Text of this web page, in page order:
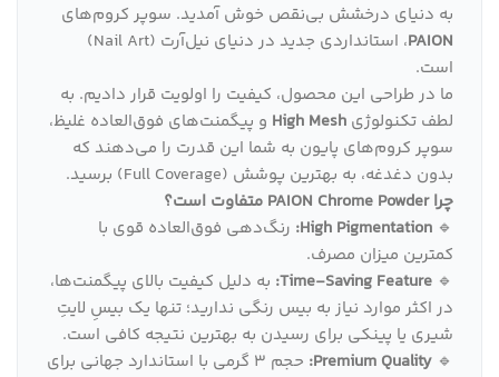
به دنیای درخشش بی‌نقص خوش آمدید. سوپر کروم‌های
PAION
، استانداردی جدید در دنیای نیل‌آرت (Nail Art)
است.
ما در طراحی این محصول، کیفیت را اولویت قرار دادیم. به
لطف تکنولوژی High Mesh و پیگمنت‌های فوق‌العاده غلیظ،
سوپر کروم‌های پایون به شما این قدرت را می‌دهند که
بدون دغدغه، به بهترین پوشش (Full Coverage) برسید.
چرا PAION Chrome Powder متفاوت است؟
🔹
High Pigmentation: رنگ‌دهی فوق‌العاده قوی با
کمترین میزان مصرف.
🔹
Time-Saving Feature: به دلیل کیفیت بالای پیگمنت‌ها،
در اکثر موارد نیاز به بیس رنگی ندارید؛ تنها یک بیسِ لایتِ
شیری یا پینکی برای رسیدن به بهترین نتیجه کافی است.
🔹
Premium Quality:
حجم ۳ گرمی با استاندارد جهانی برای